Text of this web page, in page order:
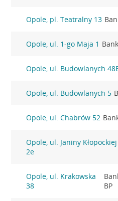
Opole, pl. Teatralny 13
Opole, ul. 1-go Maja 1
Opole, ul. Budowlanych
Opole, ul. Budowlanych 5
Opole, ul. Chabrów 52
Opole, ul. Janiny Kłopockiej
2e
Opole, ul. Krakowska
38
BP